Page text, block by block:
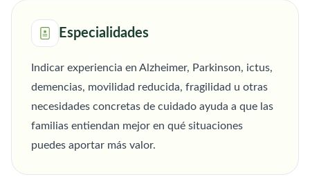
Especialidades
Indicar experiencia en Alzheimer, Parkinson, ictus,
demencias, movilidad reducida, fragilidad u otras
necesidades concretas de cuidado ayuda a que las
familias entiendan mejor en qué situaciones
puedes aportar más valor.